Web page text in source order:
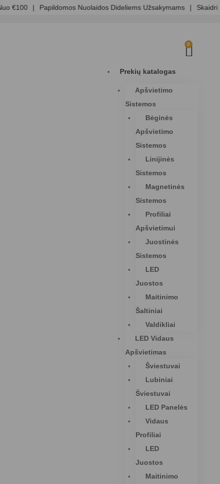
| Papildomos Nuolaidos Dideliems Užsakymams | Skaidri
0
Prekių katalogas
Apšvietimo
Sistemos
Bėginės
Apšvietimo
Sistemos
Linijinės
Sistemos
Magnetinės
Sistemos
Profiliai
Apšvietimui
Juostinės
Sistemos
LED
Juostos
Maitinimo
Šaltiniai
Valdikliai
LED Vidaus
Apšvietimas
Šviestuvai
Lubiniai
Šviestuvai
LED Panelės
Vidaus
Profiliai
LED
Juostos
Maitinimo